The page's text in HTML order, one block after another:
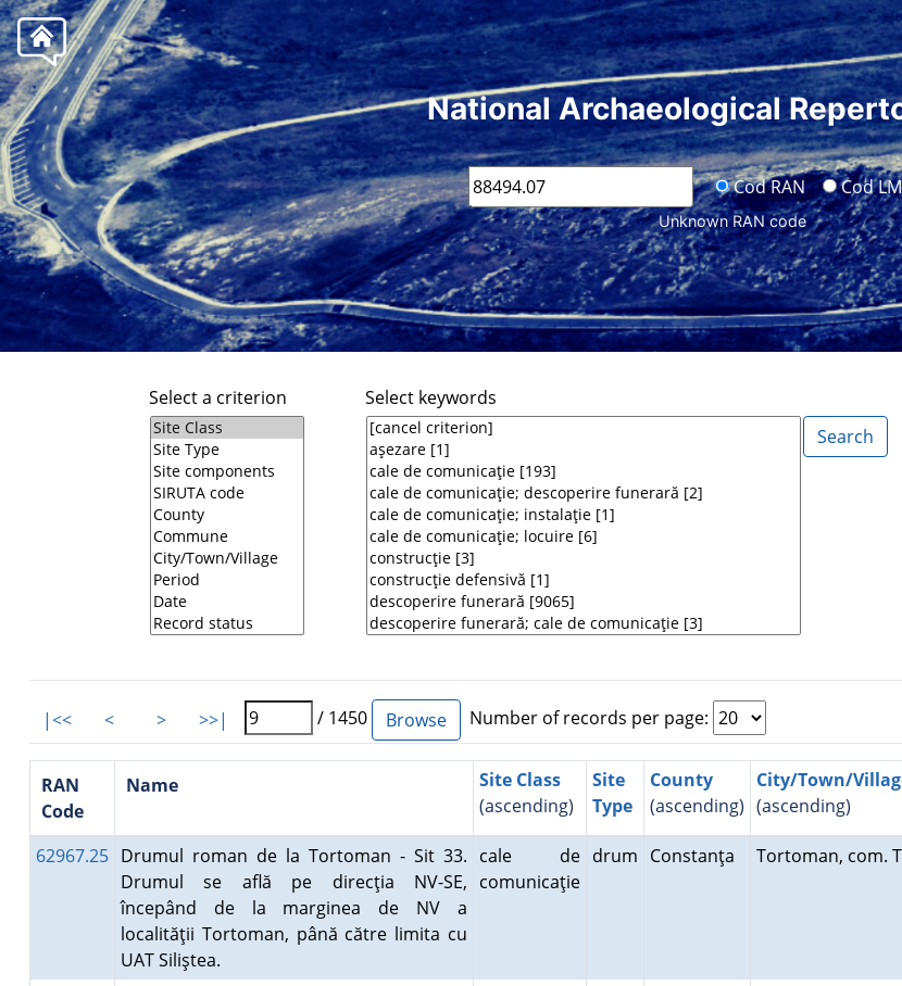
National Archaeological
Cod RAN Cod
Unknown RAN code
Select a criterion Select keywords
|<< < > >>| / 1450 Number of records per page:
RAN
Code
Name
Site Class
(ascending)
Site
Type
County
(ascending)
City/Town/
(ascending)
62967.25 Drumul roman de la Tortoman - Sit 33.
Drumul se află pe direcţia NV-SE,
începând de la marginea de NV a
localităţii Tortoman, până către limita cu
UAT Siliştea.
cale de
comunicaţie
drum Constanţa Tortoman, com.